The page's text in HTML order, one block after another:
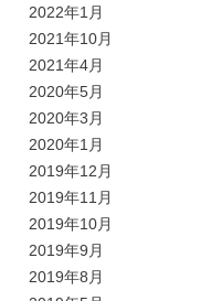
2022年1月
2021年10月
2021年4月
2020年5月
2020年3月
2020年1月
2019年12月
2019年11月
2019年10月
2019年9月
2019年8月